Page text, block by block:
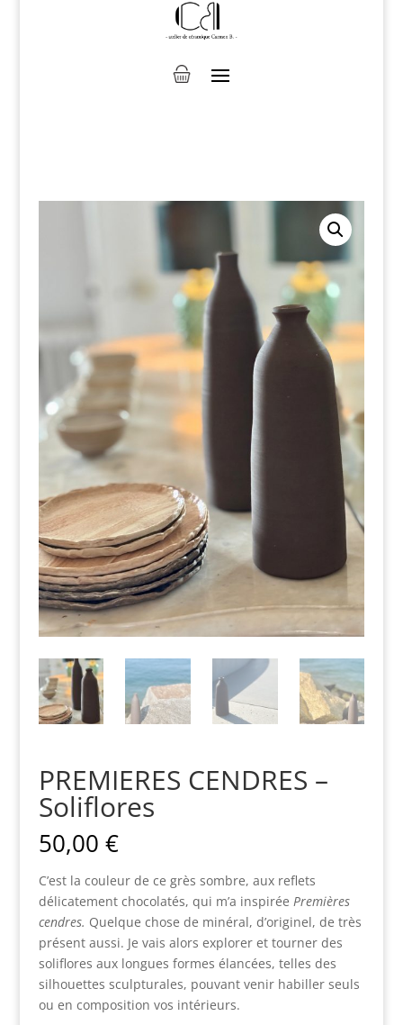
PREMIERES CENDRES –
Soliflores
50,00 €
C’est la couleur de ce grès sombre, aux reflets
délicatement chocolatés, qui m’a inspirée Premières
cendres. Quelque chose de minéral, d’originel, de très
présent aussi. Je vais alors explorer et tourner des
soliflores aux longues formes élancées, telles des
silhouettes sculpturales, pouvant venir habiller seuls
ou en composition vos intérieurs.